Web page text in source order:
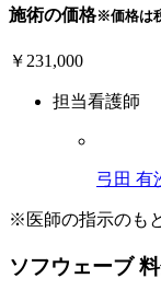
施術の価格※価格は
￥231,000
担当看護師
弓田 有
※医師の指示のも
ソフウェーブ